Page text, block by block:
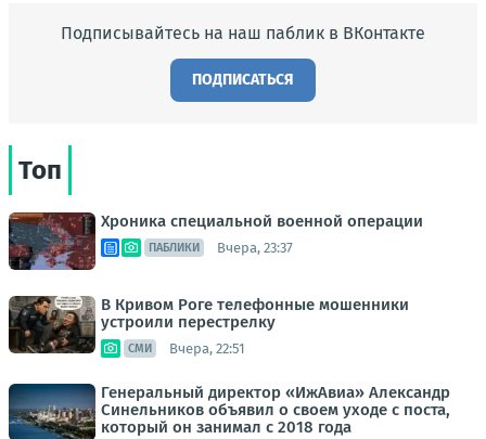
Подписывайтесь на наш паблик в ВКонтакте
ПОДПИСАТЬСЯ
Топ
Хроника специальной военной операции
ПАБЛИКИ Вчера, 23:37
В Кривом Роге телефонные мошенники
устроили перестрелку
СМИ Вчера, 22:51
Генеральный директор «ИжАвиа» Александр
Синельников объявил о своем уходе с поста,
который он занимал с 2018 года